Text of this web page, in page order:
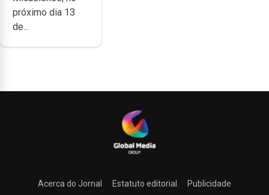
Micaelense
próximo dia 13
de...
Acerca do Jornal Estatuto editorial Publicidade